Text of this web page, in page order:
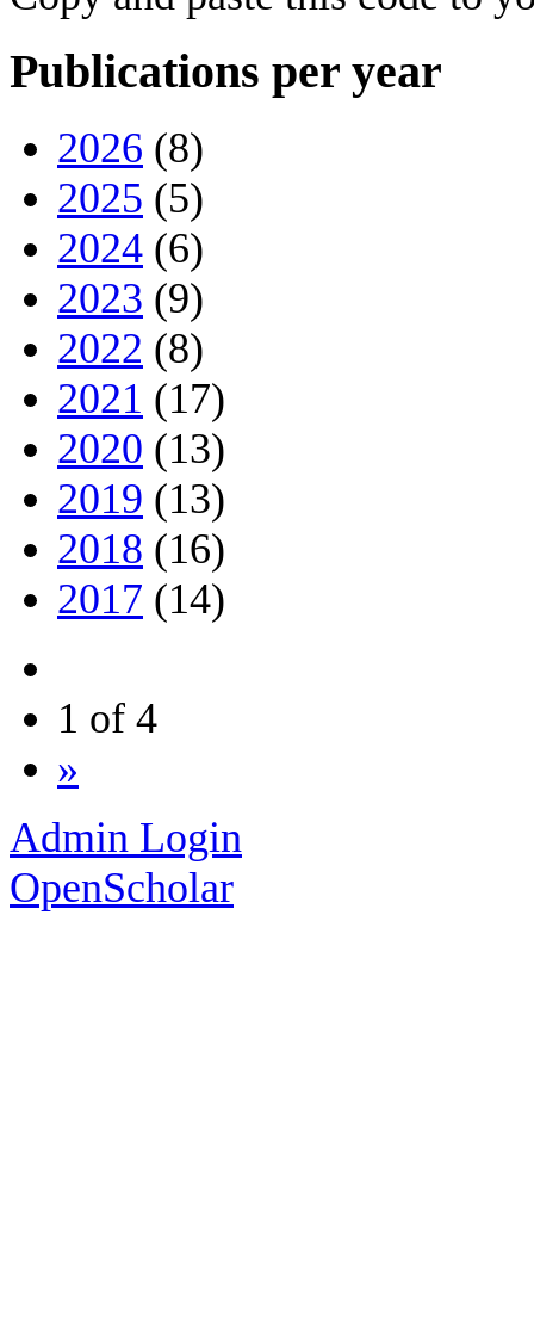
Publications per year
2026 (8)
2025 (5)
2024 (6)
2023 (9)
2022 (8)
2021 (17)
2020 (13)
2019 (13)
2018 (16)
2017 (14)
1 of 4
»
Admin Login
OpenScholar